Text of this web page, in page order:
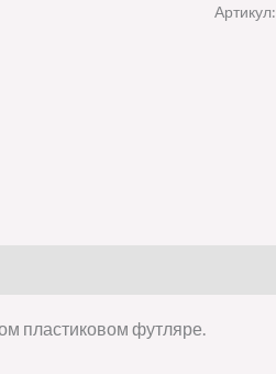
Артикул:
пластиковом футляре.